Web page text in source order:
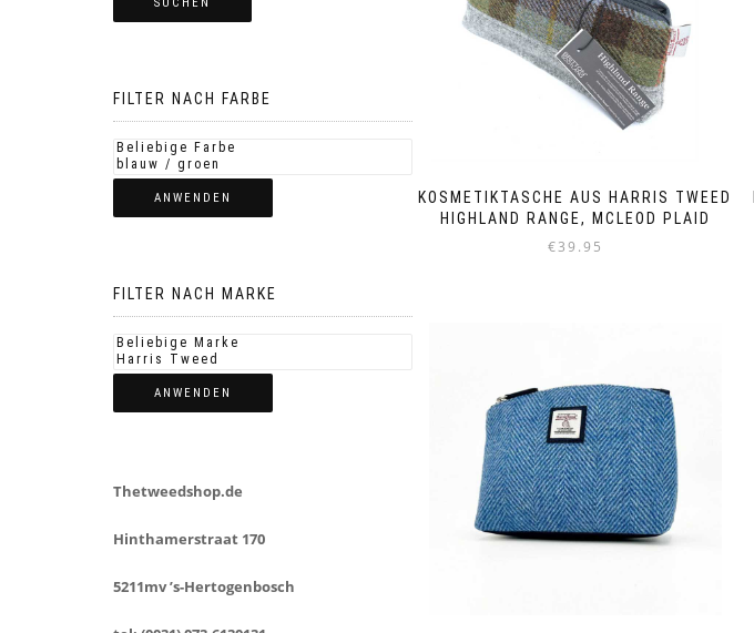
KOSMETIKTASCHE AUS HARRIS TWEED
HIGHLAND RANGE, MCLEOD PLAID
€39.95
FILTER NACH FARBE
ANWENDEN
FILTER NACH MARKE
ANWENDEN
Thetweedshop.de
Hinthamerstraat 170
5211mv ’s-Hertogenbosch